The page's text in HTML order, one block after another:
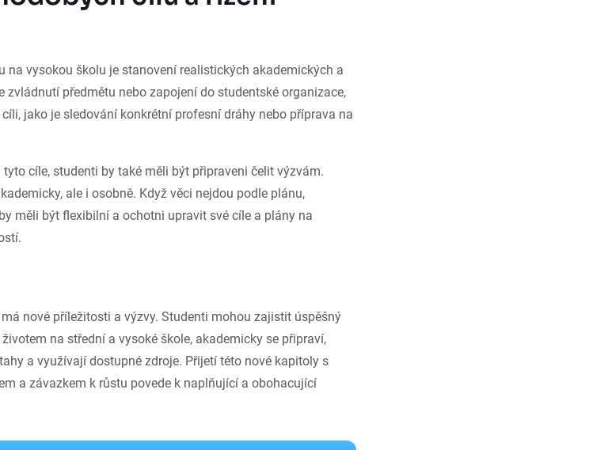
na vysokou školu je stanovení realistických akademických a
zvládnutí předmětu nebo zapojení do studentské organizace,
jako je sledování konkrétní profesní dráhy nebo příprava na
cíle, studenti by také měli být připraveni čelit výzvám.
ale i osobně. Když věci nejdou podle plánu,
měli být flexibilní a ochotni upravit své cíle a plány na
nové příležitosti a výzvy. Studenti mohou zajistit úspěšný
na střední a vysoké škole, akademicky se připraví,
a využívají dostupné zdroje. Přijetí této nové kapitoly s
a závazkem k růstu povede k naplňující a obohacující